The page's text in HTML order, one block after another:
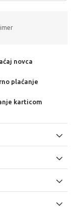
novca
plaćanje
karticom